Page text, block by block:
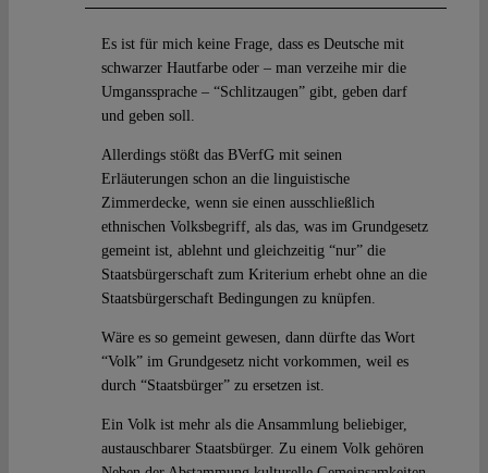
Es ist für mich keine Frage, dass es Deutsche mit
schwarzer Hautfarbe oder – man verzeihe mir die
Umganssprache – “Schlitzaugen” gibt, geben darf
und geben soll.
Allerdings stößt das BVerfG mit seinen
Erläuterungen schon an die linguistische
Zimmerdecke, wenn sie einen ausschließlich
ethnischen Volksbegriff, als das, was im Grundgesetz
gemeint ist, ablehnt und gleichzeitig “nur” die
Staatsbürgerschaft zum Kriterium erhebt ohne an die
Staatsbürgerschaft Bedingungen zu knüpfen.
Wäre es so gemeint gewesen, dann dürfte das Wort
“Volk” im Grundgesetz nicht vorkommen, weil es
durch “Staatsbürger” zu ersetzen ist.
Ein Volk ist mehr als die Ansammlung beliebiger,
austauschbarer Staatsbürger. Zu einem Volk gehören